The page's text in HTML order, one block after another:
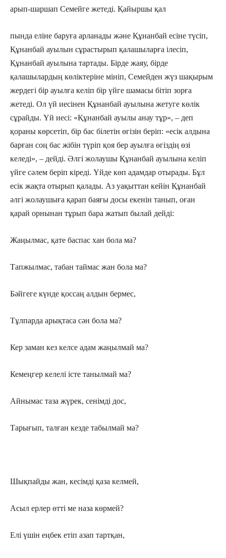
арып-шаршап Семейге жетеді. Қайыршы қал
пында еліне баруға арланады және Құнанбай есіне түсіп,
Құнанбай ауылын сұрастырып қалашыларға ілесіп,
Құнанбай ауылына тартады. Бірде жаяу, бірде
қалашылардың көліктеріне мініп, Семейден жүз шақырым
жердегі бір ауылға келіп бір үйге шамасы бітіп зорға
жетеді. Ол үй иесінен Құнанбай ауылына жетуге көлік
сұрайды. Үй иесі: «Құнанбай ауылы анау тұр», – деп
қораны көрсетіп, бір бас білетін өгізін беріп: «есік алдына
барған соң бас жібін түріп қоя бер ауылға өгіздің өзі
келеді», – дейді. Әлгі жолаушы Құнанбай ауылына келіп
үйге сәлем беріп кіреді. Үйде көп адамдар отырады. Бұл
есік жақта отырып қалады. Аз уақыттан кейін Құнанбай
әлгі жолаушыға қарап баяғы досы екенін танып, оған
қарай орнынан тұрып бара жатып былай дейді:
Жаңылмас, қате баспас хан бола ма?
Тапжылмас, табан таймас жан бола ма?
Бәйгеге күнде қоссаң алдын бермес,
Тұлпарда арықтаса сән бола ма?
Кер заман кез келсе адам жаңылмай ма?
Кемеңгер келелі істе танылмай ма?
Айнымас таза жүрек, сенімді дос,
Тарығып, талған кезде табылмай ма?
Шықпайды жан, кесімді қаза келмей,
Асыл ерлер өтті ме наза көрмей?
Елі үшін еңбек етіп азап тартқан,